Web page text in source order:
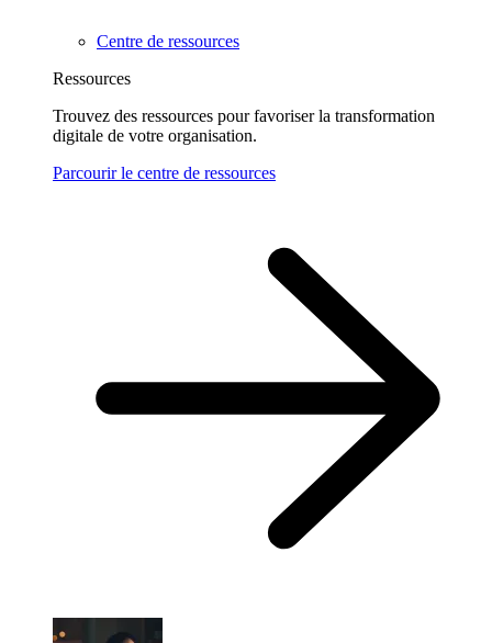
Centre de ressources
Ressources
Trouvez des ressources pour favoriser la transformation
digitale de votre organisation.
Parcourir le centre de ressources